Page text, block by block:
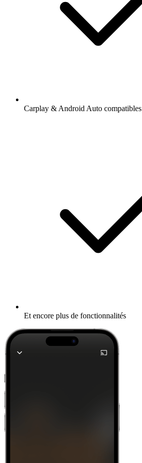
Carplay & Android Auto compatibles
Et encore plus de fonctionnalités